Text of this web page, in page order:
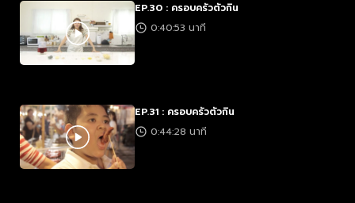
EP.30 : ครอบครัวตัวกิน
0:40:53 นาที
EP.31 : ครอบครัวตัวกิน
0:44:28 นาที